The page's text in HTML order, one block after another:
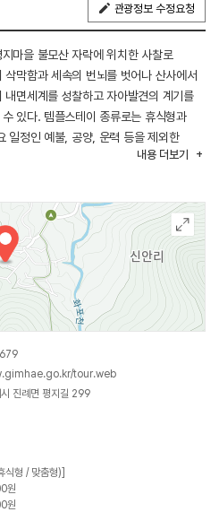
관광정보 수정요청
마을 불모산 자락에 위치한 사찰로
막함과 세속의 번뇌를 벗어나 산사에서
면세계를 성찰하고 자아발견의 계기를
있다. 템플스테이 종류로는 휴식형과
일정인 예불, 공양, 운력 등을 제외한
공예체험 등 자유롭게 활용하는 형태로
인 진행을 위해 각 단체별로 원하는
연수교육 등으로 적극 활용할 수 있다.
있다. 그중 첫 번째는 ‘김해 관음정사
초의 보살상으로 토제의 소형
연스러움이 잘 표현되어 있고 전통적인
대상물로서의 빼어난 조형미를 지니고
문화유산자료는 물과 육지에서 헤매는
1637년에 출판된 것으로 조선시대에
을 비교할 수 있는 중요한 자료이다. 또한
에 보내기 위해 치르는 의식)의 변천사
내용 더보기
tour.web
진례면 평지길 299
식형 / 맞춤형)]
원
원